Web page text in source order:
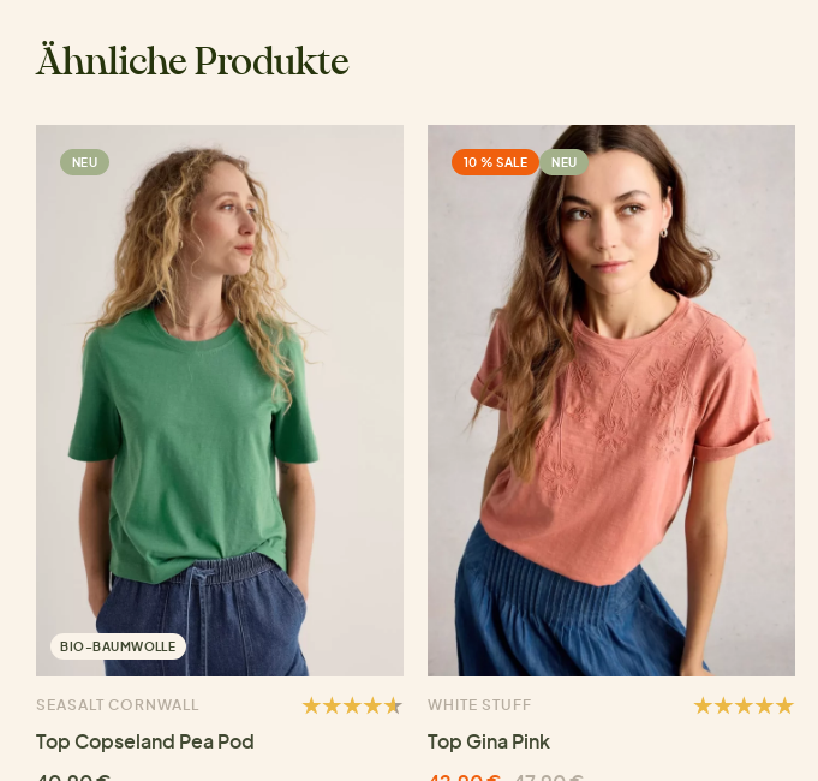
Ähnliche Produkte
NEU
BIO-BAUMWOLLE
SEASALT CORNWALL
Top Copseland Pea Pod
10 % SALE NEU
WHITE STUFF
Top Gina Pink